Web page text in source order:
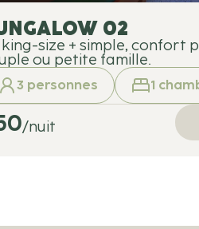
02
size + simple, confort
ou petite famille.
3 personnes 1
/nuit